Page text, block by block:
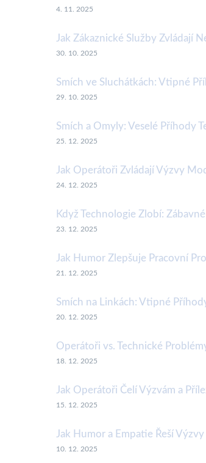
4. 11. 2025
Jak Zákaznické Služby Zvládají
30. 10. 2025
Smích ve Sluchátkách: Vtipné
29. 10. 2025
Smích a Omyly: Veselé Příhody
25. 12. 2025
Jak Operátoři Zvládají Výzvy
24. 12. 2025
Když Technologie Zlobí:
23. 12. 2025
Jak Humor Zlepšuje Pracovní
21. 12. 2025
Smích na Linkách: Vtipné
20. 12. 2025
Operátoři vs. Technické
18. 12. 2025
Jak Operátoři Čelí Výzvám a
15. 12. 2025
Jak Humor a Empatie Řeší
10. 12. 2025